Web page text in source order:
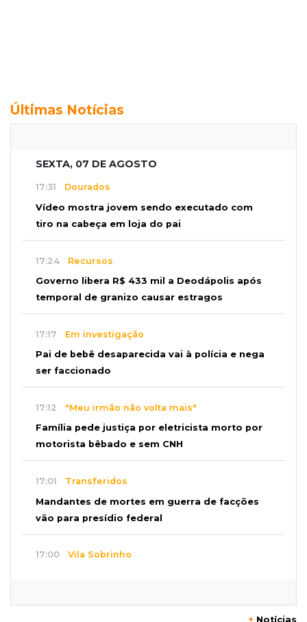
Últimas Notícias
SEXTA, 07 DE AGOSTO
17:31 Dourados
Vídeo mostra jovem sendo executado com
tiro na cabeça em loja do pai
17:24 Recursos
Governo libera R$ 433 mil a Deodápolis após
temporal de granizo causar estragos
17:17 Em investigação
Pai de bebê desaparecida vai à polícia e nega
ser faccionado
17:12 "Meu irmão não volta mais"
Família pede justiça por eletricista morto por
motorista bêbado e sem CNH
17:01 Transferidos
Mandantes de mortes em guerra de facções
vão para presídio federal
17:00 Vila Sobrinho
+ Notícias